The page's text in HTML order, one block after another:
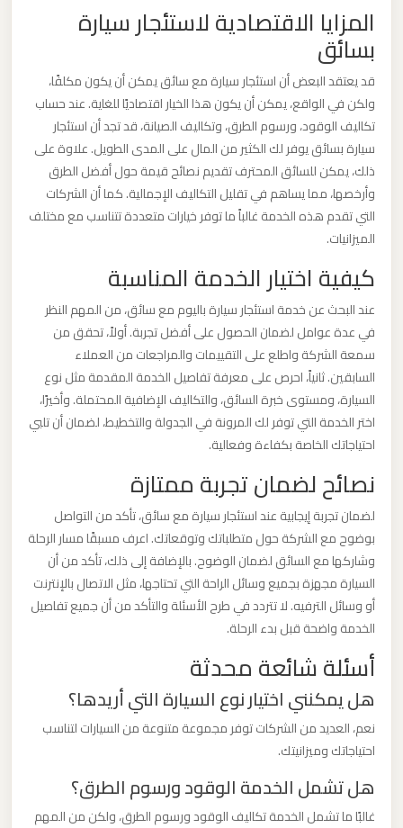
المزايا الاقتصادية لاستئجار سيارة
بسائق
قد يعتقد البعض أن استئجار سيارة مع سائق يمكن أن يكون مكلفًا،
ولكن في الواقع، يمكن أن يكون هذا الخيار اقتصاديًا للغاية. عند حساب
تكاليف الوقود، ورسوم الطرق، وتكاليف الصيانة، قد تجد أن استئجار
سيارة بسائق يوفر لك الكثير من المال على المدى الطويل. علاوة على
ذلك، يمكن للسائق المحترف تقديم نصائح قيمة حول أفضل الطرق
وأرخصها، مما يساهم في تقليل التكاليف الإجمالية. كما أن الشركات
التي تقدم هذه الخدمة غالباً ما توفر خيارات متعددة تتناسب مع مختلف
الميزانيات.
كيفية اختيار الخدمة المناسبة
عند البحث عن خدمة استئجار سيارة باليوم مع سائق، من المهم النظر
في عدة عوامل لضمان الحصول على أفضل تجربة. أولاً، تحقق من
سمعة الشركة واطلع على التقييمات والمراجعات من العملاء
السابقين. ثانياً، احرص على معرفة تفاصيل الخدمة المقدمة مثل نوع
السيارة، ومستوى خبرة السائق، والتكاليف الإضافية المحتملة. وأخيرًا،
اختر الخدمة التي توفر لك المرونة في الجدولة والتخطيط، لضمان أن تلبي
احتياجاتك الخاصة بكفاءة وفعالية.
نصائح لضمان تجربة ممتازة
لضمان تجربة إيجابية عند استئجار سيارة مع سائق، تأكد من التواصل
بوضوح مع الشركة حول متطلباتك وتوقعاتك. اعرف مسبقًا مسار الرحلة
وشاركها مع السائق لضمان الوضوح. بالإضافة إلى ذلك، تأكد من أن
السيارة مجهزة بجميع وسائل الراحة التي تحتاجها، مثل الاتصال بالإنترنت
أو وسائل الترفيه. لا تتردد في طرح الأسئلة والتأكد من أن جميع تفاصيل
الخدمة واضحة قبل بدء الرحلة.
أسئلة شائعة محدثة
هل يمكنني اختيار نوع السيارة التي أريدها؟
نعم، العديد من الشركات توفر مجموعة متنوعة من السيارات لتناسب
احتياجاتك وميزانيتك.
هل تشمل الخدمة الوقود ورسوم الطرق؟
غالبًا ما تشمل الخدمة تكاليف الوقود ورسوم الطرق، ولكن من المهم
ليموزين
مطار
مرسي
مطروح
ليموزين
مطار
الشيخ
ليموزين
مطار
سفنكس
ليموزين
مطار
والإسكندرية
ليموزين
مطار
العرب
مرسي
مطروح
ليموزين
العرب